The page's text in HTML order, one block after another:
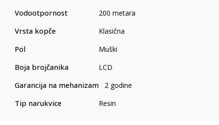
Vodootpornost 200 metara
Vrsta kopče Klasična
Pol Muški
Boja brojčanika LCD
Garancija na mehanizam 2 godine
Tip narukvice Resin